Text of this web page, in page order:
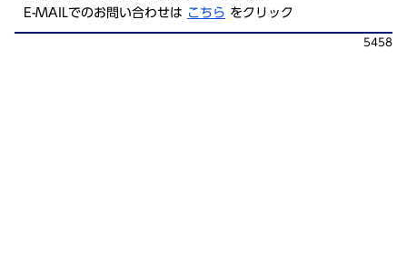
E-MAILでのお問い合わせは こちら をクリック
5458